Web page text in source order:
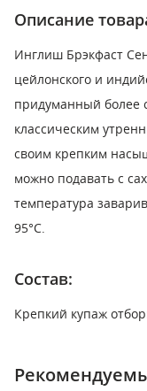
Описание
Инглиш Брэкфаст
цейлонского и
придуманный более
классическим
своим крепким
можно подавать с
температура
95°С.
Состав:
Крепкий купаж